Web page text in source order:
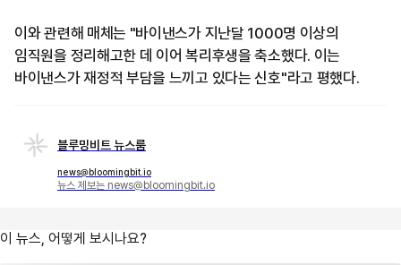
이와 관련해 매체는 "바이낸스가 지난달 1000명 이상의
임직원을 정리해고한 데 이어 복리후생을 축소했다. 이는
바이낸스가 재정적 부담을 느끼고 있다는 신호"라고 평했다.
블루밍비트 뉴스룸
news@bloomingbit.io
뉴스 제보는 news@bloomingbit.io
이 뉴스, 어떻게 보시나요?